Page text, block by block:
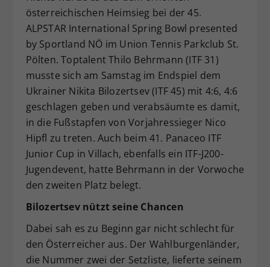
österreichischen Heimsieg bei der 45.
ALPSTAR International Spring Bowl presented
by Sportland NÖ im Union Tennis Parkclub St.
Pölten. Toptalent Thilo Behrmann (ITF 31)
musste sich am Samstag im Endspiel dem
Ukrainer Nikita Bilozertsev (ITF 45) mit 4:6, 4:6
geschlagen geben und verabsäumte es damit,
in die Fußstapfen von Vorjahressieger Nico
Hipfl zu treten. Auch beim 41. Panaceo ITF
Junior Cup in Villach, ebenfalls ein ITF-J200-
Jugendevent, hatte Behrmann in der Vorwoche
den zweiten Platz belegt.
Bilozertsev nützt seine Chancen
Dabei sah es zu Beginn gar nicht schlecht für
den Österreicher aus. Der Wahlburgenländer,
die Nummer zwei der Setzliste, lieferte seinem
Zweck
Dieser Wert speichert Ihre Consent-
Einstellungen. Unter anderem eine
zufällig generierte ID, für die
historische Speicherung Ihrer
vorgenommen Einstellungen, falls der
Webseiten-Betreiber dies eingestellt
hat.